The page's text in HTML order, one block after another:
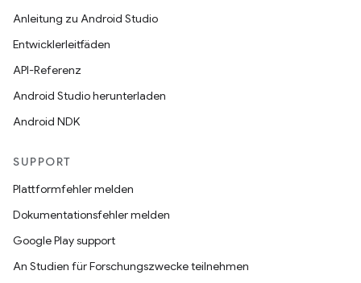
Anleitung zu Android Studio
Entwicklerleitfäden
API-Referenz
Android Studio herunterladen
Android NDK
SUPPORT
Plattformfehler melden
Dokumentationsfehler melden
Google Play support
An Studien für Forschungszwecke teilnehmen